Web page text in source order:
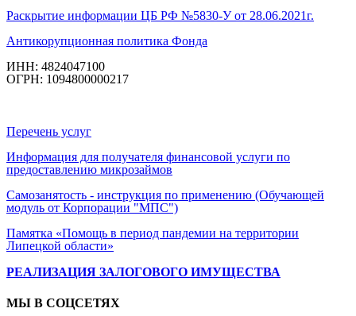
Раскрытие информации ЦБ РФ №5830-У от 28.06.2021г.
Антикорупционная политика Фонда
ИНН: 4824047100
ОГРН: 1094800000217
Перечень услуг
Информация для получателя финансовой услуги по
предоставлению микрозаймов
Самозанятость - инструкция по применению (Обучающей
модуль от Корпорации "МПС")
Памятка «Помощь в период пандемии на территории
Липецкой области»
РЕАЛИЗАЦИЯ ЗАЛОГОВОГО ИМУЩЕСТВА
МЫ В СОЦСЕТЯХ